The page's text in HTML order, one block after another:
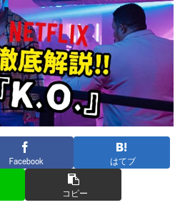
Facebook はてブ
コピー